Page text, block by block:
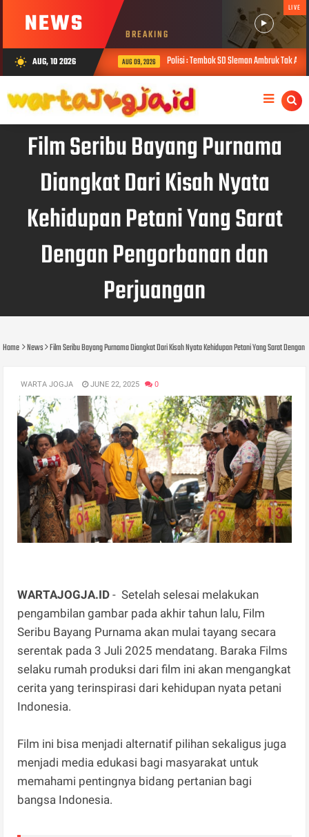
NEWS BREAKING
LIVE
wb_sunny AUG, 10 2026 AUG 09, 2026 Polisi : Tembok SD Sleman Ambruk Tak Ada
Film Seribu Bayang Purnama
Diangkat Dari Kisah Nyata
Kehidupan Petani Yang Sarat
Dengan Pengorbanan dan
Perjuangan
Home News Film Seribu Bayang Purnama Diangkat Dari Kisah Nyata Kehidupan Petani Yang Sarat
WARTA JOGJA JUNE 22, 2025 0
WARTAJOGJA.ID - Setelah selesai melakukan
pengambilan gambar pada akhir tahun lalu, Film
Seribu Bayang Purnama akan mulai tayang secara
serentak pada 3 Juli 2025 mendatang. Baraka Films
selaku rumah produksi dari film ini akan mengangkat
cerita yang terinspirasi dari kehidupan nyata petani
Indonesia.
Film ini bisa menjadi alternatif pilihan sekaligus juga
menjadi media edukasi bagi masyarakat untuk
memahami pentingnya bidang pertanian bagi
bangsa Indonesia.